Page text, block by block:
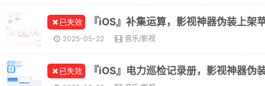
已失效
2025-05-22 音乐/影视
已失效